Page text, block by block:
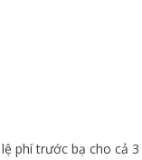
phí trước bạ cho cả